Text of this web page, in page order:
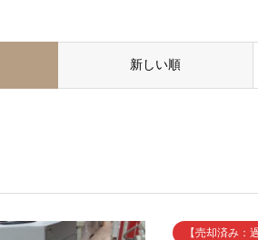
新しい順
【売却済み：